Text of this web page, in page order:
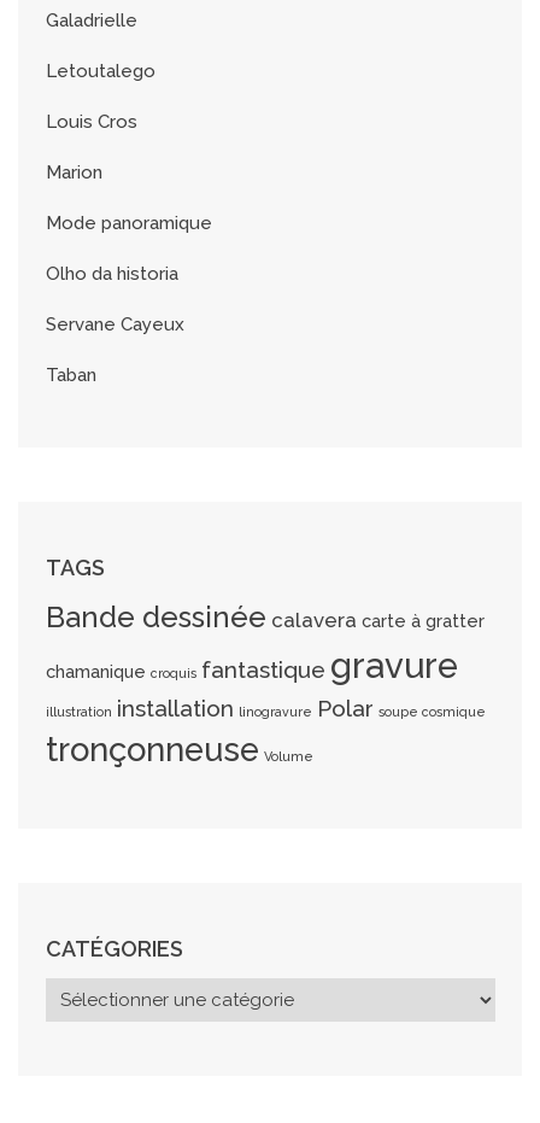
Galadrielle
Letoutalego
Louis Cros
Marion
Mode panoramique
Olho da historia
Servane Cayeux
Taban
TAGS
Bande dessinée calavera carte à gratter
chamanique croquis fantastique gravure
illustration installation linogravure Polar soupe cosmique
tronçonneuse Volume
CATÉGORIES
a